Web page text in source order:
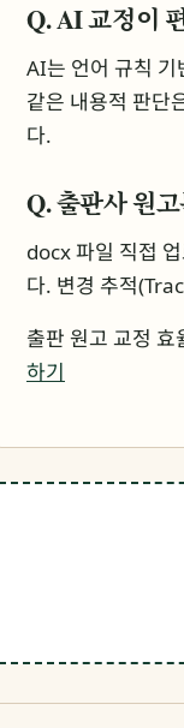
Q. AI 교정이
AI는 언어 규칙 기
같은 내용적 판단
다.
Q. 출판사 원
docx 파일 직접
다. 변경 추적
출판 원고 교정
하기